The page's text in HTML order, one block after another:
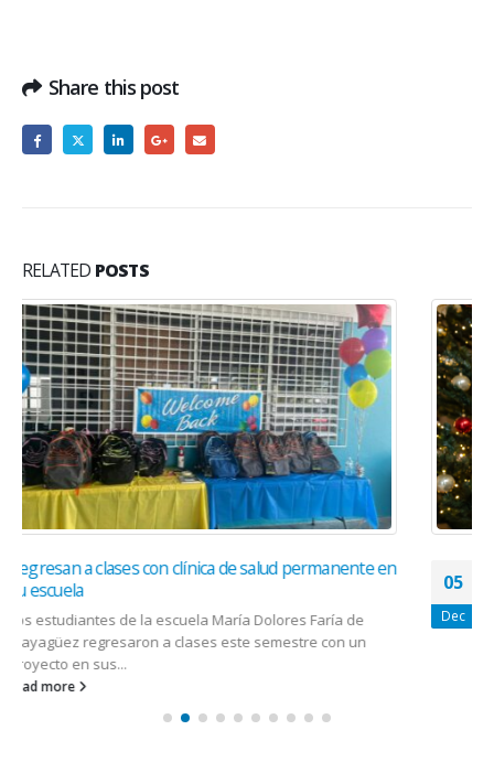
Share this post
RELATED POSTS
05
Dec
Lo que debe considerar antes de regalar una mascota
Muchos eligen la época navideña como la perfecta para
regalar una mascota. Y aunque puede parece un lindo y
emotivo...
read more